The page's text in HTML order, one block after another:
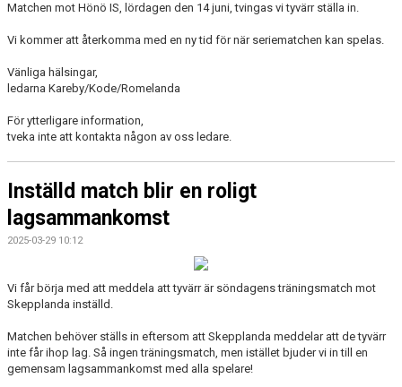
Matchen mot Hönö IS, lördagen den 14 juni, tvingas vi tyvärr ställa in.
Vi kommer att återkomma med en ny tid för när seriematchen kan spelas.
Vänliga hälsingar,
ledarna Kareby/Kode/Romelanda
För ytterligare information,
tveka inte att kontakta någon av oss ledare.
Inställd match blir en roligt
lagsammankomst
2025-03-29 10:12
Vi får börja med att meddela att tyvärr är söndagens träningsmatch mot
Skepplanda inställd.
Matchen behöver ställs in eftersom att Skepplanda meddelar att de tyvärr
inte får ihop lag. Så ingen träningsmatch, men istället bjuder vi in till en
gemensam lagsammankomst med alla spelare!